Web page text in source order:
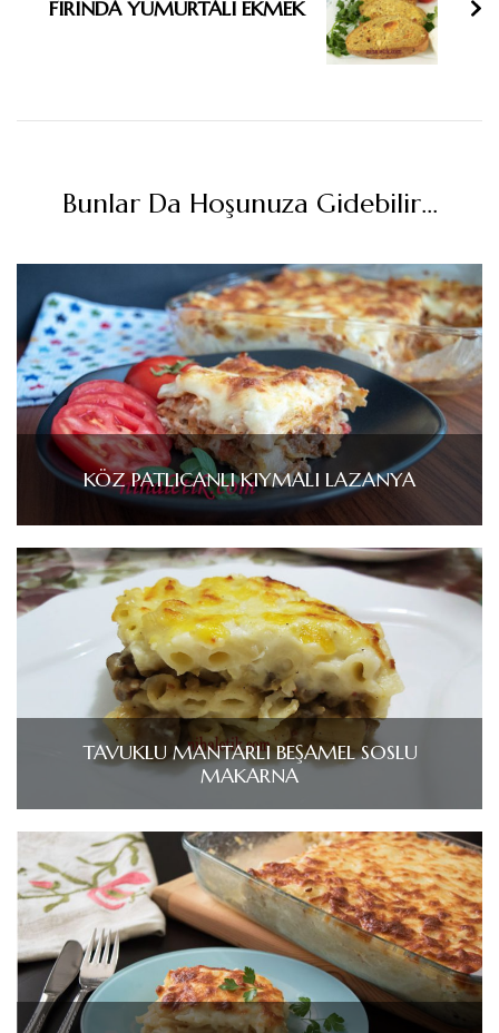
FIRINDA YUMURTALI EKMEK
Bunlar Da Hoşunuza Gidebilir...
KÖZ PATLICANLI KIYMALI LAZANYA
TAVUKLU MANTARLI BEŞAMEL SOSLU
MAKARNA